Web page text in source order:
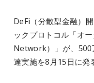
DeFi（分散型金融）
ックプロトコル「オ
Network）」が、500
達実施を8月15日に発